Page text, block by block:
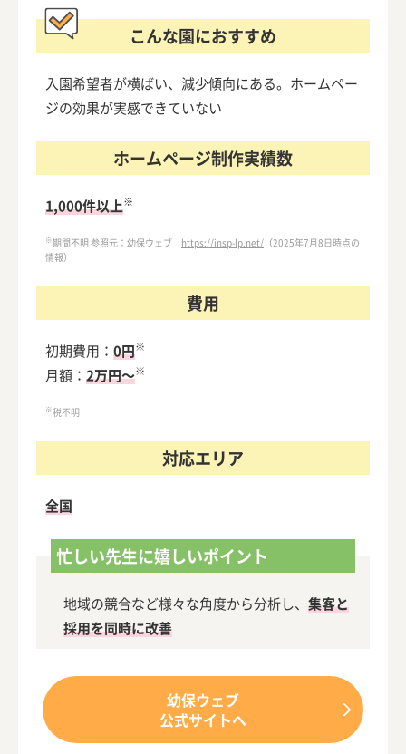
こんな園におすすめ
入園希望者が横ばい、減少傾向にある。ホームペー
ジの効果が実感できていない
ホームページ制作実績数
1,000件以上※
※期間不明 参照元：幼保ウェブ https://insp-lp.net/ （2025年7月8日時点の
情報）
費用
初期費用： 0円※
月額： 2万円～※
※税不明
対応エリア
全国
忙しい先生に嬉しいポイント
地域の競合など様々な角度から分析し、 集客と
採用を同時に改善
幼保ウェブ
公式サイトへ